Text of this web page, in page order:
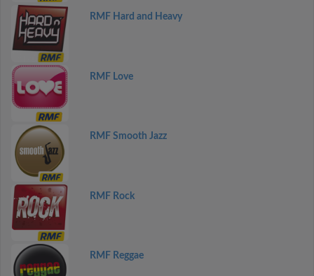
RMF Hard and Heavy
RMF Love
RMF Smooth Jazz
RMF Rock
RMF Reggae